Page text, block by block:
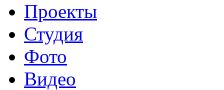
Проекты
Студия
Фото
Видео